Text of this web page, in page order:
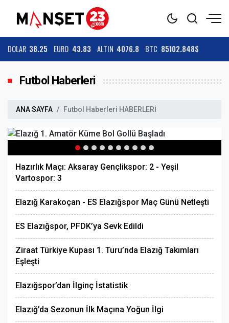
DOLAR 38.25 EURO 43.83 ALTIN 4076.8 BTC 85102.848$
Futbol Haberleri
ANA SAYFA Futbol Haberleri HABERLERİ
Hazırlık Maçı: Aksaray Gençlikspor: 2 - Yeşil
Vartospor: 3
Elazığ Karakoçan - ES Elazığspor Maç Günü Netleşti
ES Elazığspor, PFDK’ya Sevk Edildi
Ziraat Türkiye Kupası 1. Turu’nda Elazığ Takımları
Eşleşti
Elazığspor’dan İlginç İstatistik
Elazığ’da Sezonun İlk Maçına Yoğun İlgi